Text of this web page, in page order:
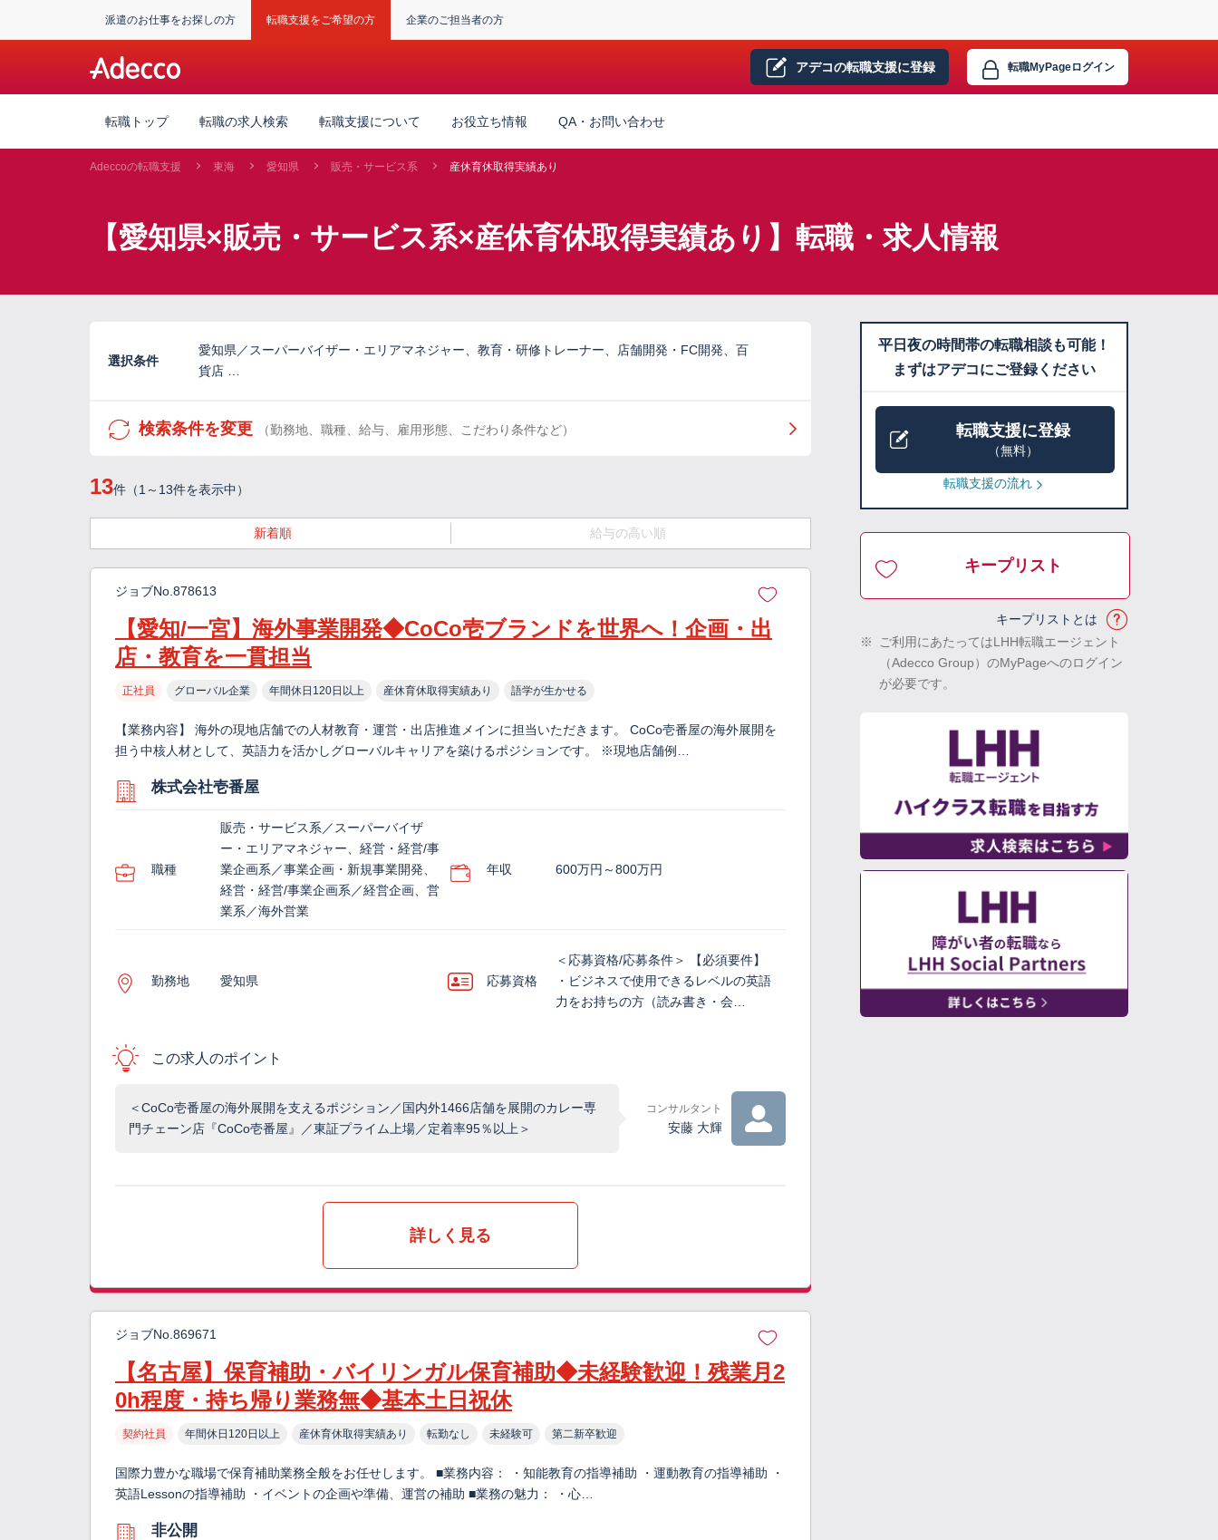
派遣のお仕事をお探しの方 転職支援をご希望の方 企業のご担当者の方
アデコの転職支援に登録 転職MyPageログイン
転職トップ 転職の求人検索 転職支援について お役立ち情報 QA・お問い合わせ
Adeccoの転職支援 東海 愛知県 販売・サービス系 産休育休取得実績あり
【愛知県×販売・サービス系×産休育休取得実績あり】転職・求人情報
選択条件
愛知県／スーパーバイザー・エリアマネジャー、教育・研修トレーナー、店舗開発・FC開発、百
貨店 …
検索条件を変更 （勤務地、職種、給与、雇用形態、こだわり条件など）
13件（1～13件を表示中）
新着順 給与の高い順
ジョブNo.878613
【愛知/一宮】海外事業開発◆CoCo壱ブランドを世界へ！企画・出
店・教育を一貫担当
正社員 グローバル企業 年間休日120日以上 産休育休取得実績あり 語学が生かせる
【業務内容】 海外の現地店舗での人材教育・運営・出店推進メインに担当いただきます。 CoCo壱番屋の海外展開を
担う中核人材として、英語力を活かしグローバルキャリアを築けるポジションです。 ※現地店舗例…
株式会社壱番屋
職種
販売・サービス系／スーパーバイザ
ー・エリアマネジャー、経営・経営/事
業企画系／事業企画・新規事業開発、
経営・経営/事業企画系／経営企画、営
業系／海外営業
年収 600万円～800万円
勤務地 愛知県 応募資格
＜応募資格/応募条件＞ 【必須要件】
・ビジネスで使用できるレベルの英語
力をお持ちの方（読み書き・会…
この求人のポイント
＜CoCo壱番屋の海外展開を支えるポジション／国内外1466店舗を展開のカレー専
門チェーン店『CoCo壱番屋』／東証プライム上場／定着率95％以上＞
コンサルタント
安藤 大輝
詳しく見る
ジョブNo.869671
【名古屋】保育補助・バイリンガル保育補助◆未経験歓迎！残業月2
0h程度・持ち帰り業務無◆基本土日祝休
契約社員 年間休日120日以上 産休育休取得実績あり 転勤なし 未経験可 第二新卒歓迎
国際力豊かな職場で保育補助業務全般をお任せします。 ■業務内容： ・知能教育の指導補助 ・運動教育の指導補助 ・
英語Lessonの指導補助 ・イベントの企画や準備、運営の補助 ■業務の魅力： ・心…
非公開
平日夜の時間帯の転職相談も可能！
まずはアデコにご登録ください
転職支援に登録
（無料）
転職支援の流れ
キープリスト
キープリストとは
※
ご利用にあたってはLHH転職エージェント
（Adecco Group）のMyPageへのログイン
が必要です。